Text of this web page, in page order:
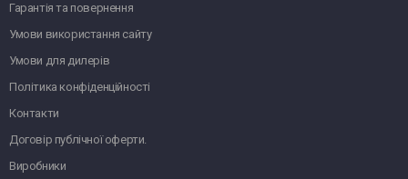
Гарантія та повернення
Умови використання сайту
Умови для дилерів
Політика конфіденційності
Контакти
Договір публічної оферти.
Виробники